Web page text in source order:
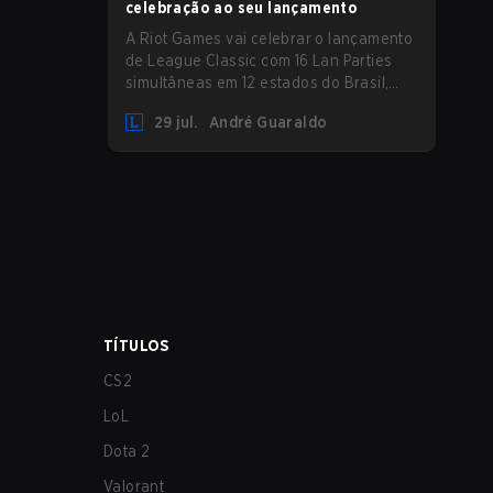
celebração ao seu lançamento
A Riot Games vai celebrar o lançamento
de League Classic com 16 Lan Parties
simultâneas em 12 estados do Brasil,
presenciais nos dias 01 e 02 de agosto.
29 jul. André Guaraldo
TÍTULOS
CS2
LoL
Dota 2
Valorant